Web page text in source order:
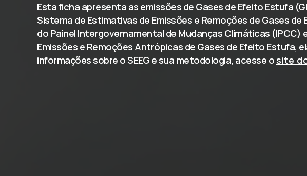
Esta ficha apresenta as emissões de Gases de Efeito Estufa
Sistema de Estimativas de Emissões e Remoções de Gases
do Painel Intergovernamental de Mudanças Climáticas
Emissões e Remoções Antrópicas de Gases de Efeito Estufa,
informações sobre o SEEG e sua metodologia, acesse osite